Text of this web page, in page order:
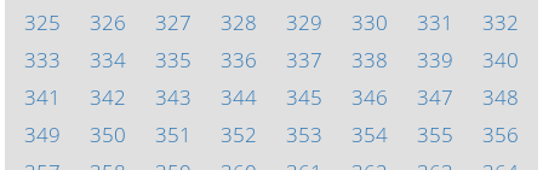
325
326 327 328 329 330 331
332
333
334 335 336 337 338 339
340
341
342 343 344 345 346 347
348
349
350 351 352 353 354 355
356